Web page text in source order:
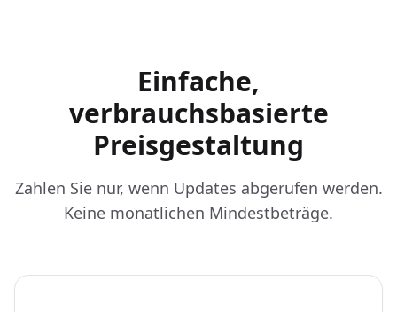
Einfache,
verbrauchsbasierte
Preisgestaltung
Zahlen Sie nur, wenn Updates abgerufen werden.
Keine monatlichen Mindestbeträge.